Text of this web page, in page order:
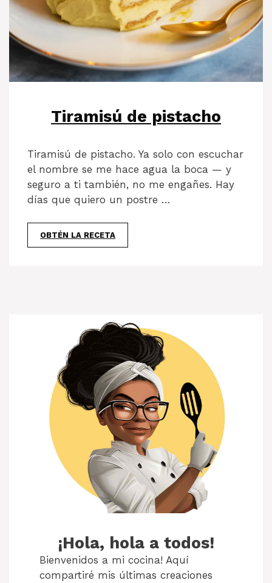
Tiramisú de pistacho
Tiramisú de pistacho. Ya solo con escuchar
el nombre se me hace agua la boca — y
seguro a ti también, no me engañes. Hay
días que quiero un postre …
OBTÉN LA RECETA
¡Hola, hola a todos!
Bienvenidos a mi cocina! Aquí
compartiré mis últimas creaciones